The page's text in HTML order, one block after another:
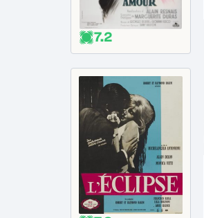
7.2